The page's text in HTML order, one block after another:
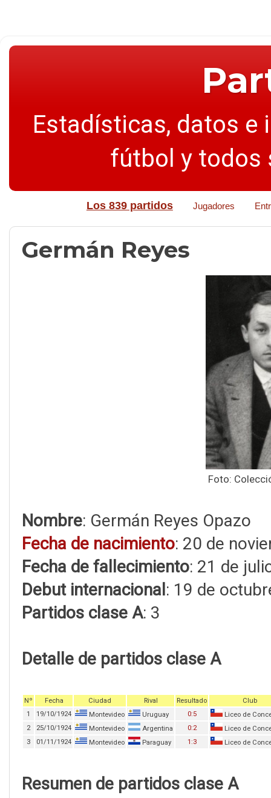
Estadísticas, datos e
fútbol y todos
Los 839 partidos Jugadores
Germán Reyes
Foto:
Nombre: Germán Reyes Opazo
Fecha de nacimiento: 20 de
Fecha de fallecimiento: 21 de
Debut internacional : 19 de
Partidos clase A: 3
Detalle de partidos clase A
Nº Fecha Ciudad Rival Resultado
Club
1
19/10/1924 Montevideo Uruguay 0:5
Liceo de
2
25/10/1924 Montevideo Argentina 0:2
Liceo de
3
01/11/1924 Montevideo Paraguay 1:3 Liceo de
Resumen de partidos clase A